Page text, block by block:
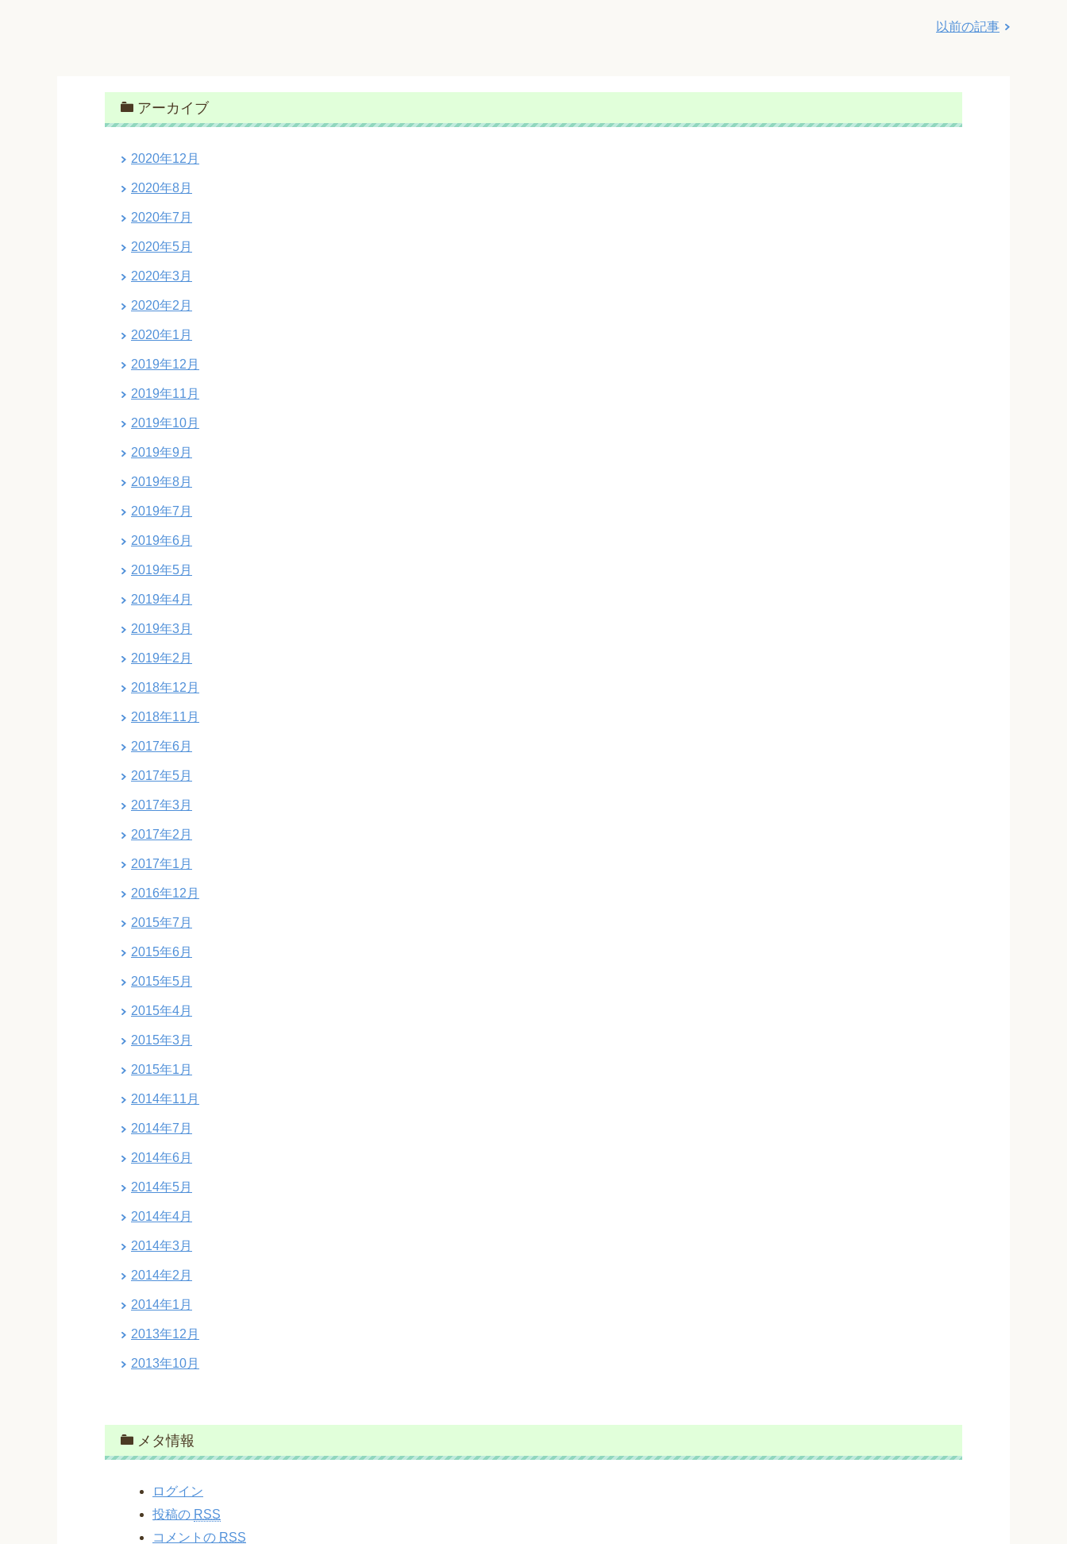
以前の記事
アーカイブ
2020年12月
2020年8月
2020年7月
2020年5月
2020年3月
2020年2月
2020年1月
2019年12月
2019年11月
2019年10月
2019年9月
2019年8月
2019年7月
2019年6月
2019年5月
2019年4月
2019年3月
2019年2月
2018年12月
2018年11月
2017年6月
2017年5月
2017年3月
2017年2月
2017年1月
2016年12月
2015年7月
2015年6月
2015年5月
2015年4月
2015年3月
2015年1月
2014年11月
2014年7月
2014年6月
2014年5月
2014年4月
2014年3月
2014年2月
2014年1月
2013年12月
2013年10月
メタ情報
ログイン
投稿の RSS
コメントの RSS